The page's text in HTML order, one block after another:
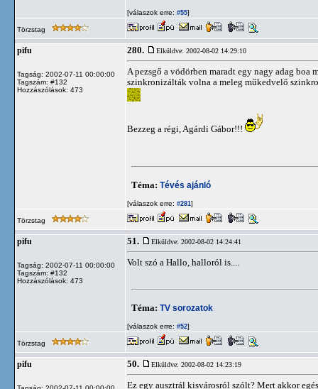
[válaszok erre: #55]
Törzstag
pifu
Tagság: 2002-07-11 00:00:00
Tagszám: #132
Hozzászólások: 473
280. Elküldve: 2002-08-02 14:29:10
A pezsgő a vödörben maradt egy nagy adag
szinkronizálták volna a meleg műkedvelő
Bezzeg a régi, Agárdi Gábor!!!
Téma: Tévés ajánló
[válaszok erre: #281]
Törzstag
pifu
Tagság: 2002-07-11 00:00:00
Tagszám: #132
Hozzászólások: 473
51. Elküldve: 2002-08-02 14:24:41
Volt szó a Hallo, halloról is....
Téma: TV sorozatok
[válaszok erre: #52]
Törzstag
pifu 50. Elküldve: 2002-08-02 14:23:19
Ez egy ausztrál kisvárosról szólt? Mert akkor